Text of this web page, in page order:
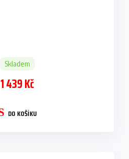
Skladem
1 439 Kč
DO KOŠÍKU